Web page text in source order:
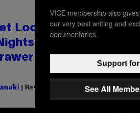
Lockable Sex Toy
Upgrade
Needs
| Reviewed by Ysolt Usigan
VICE membership also
our very best writing and
documentaries.
Support for
See All